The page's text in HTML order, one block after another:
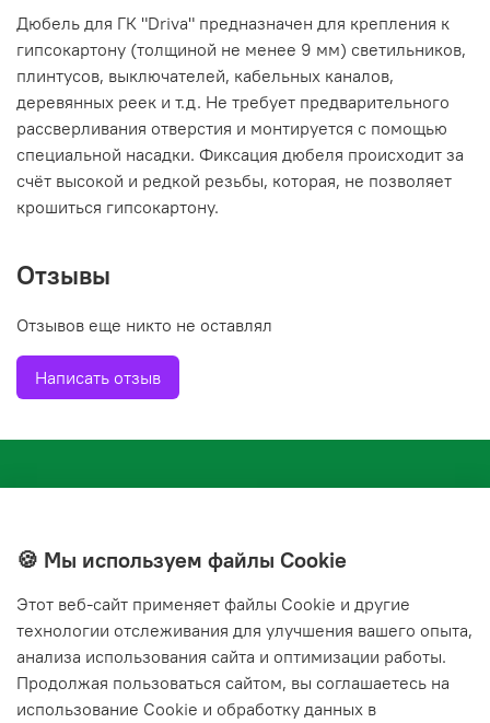
Дюбель для ГК "Driva" предназначен для крепления к
гипсокартону (толщиной не менее 9 мм) светильников,
плинтусов, выключателей, кабельных каналов,
деревянных реек и т.д. Не требует предварительного
рассверливания отверстия и монтируется с помощью
специальной насадки. Фиксация дюбеля происходит за
счёт высокой и редкой резьбы, которая, не позволяет
крошиться гипсокартону.
Отзывы
Отзывов еще никто не оставлял
Написать отзыв
+7(843) 210-20-24
Мы в соц. сетях
🍪 Мы используем файлы Cookie
Этот веб‑сайт применяет файлы Cookie и другие
технологии отслеживания для улучшения вашего опыта,
анализа использования сайта и оптимизации работы.
Продолжая пользоваться сайтом, вы соглашаетесь на
использование Cookie и обработку данных в